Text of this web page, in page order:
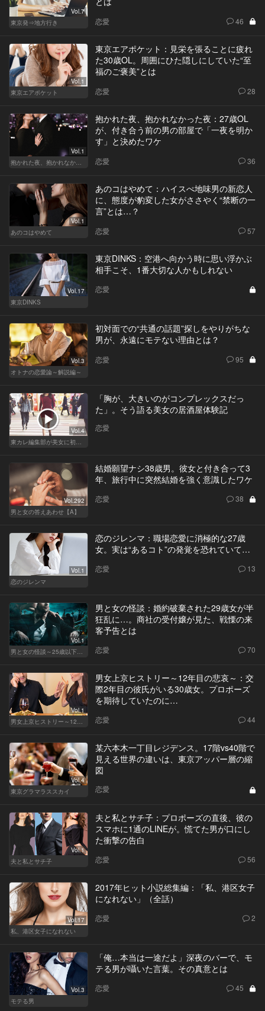
Vol.7
東京発⇒地方行き
恋愛 46
Vol.1
東京エアポケット
東京エアポケット：見栄を張ることに疲れ
た30歳OL。周囲にひた隠しにしていた“至
福のご褒美”とは
恋愛 28
Vol.1
抱かれた夜、抱かれなかった夜
抱かれた夜、抱かれなかった夜：27歳OL
が、付き合う前の男の部屋で「一夜を明か
す」と決めたワケ
恋愛 36
Vol.1
あのコはやめて
あのコはやめて：ハイスぺ地味男の新恋人
に、態度が豹変した女がささやく“禁断の一
言”とは…？
恋愛 57
Vol.17
東京DINKS
東京DINKS：空港へ向かう時に思い浮かぶ
相手こそ、1番大切な人かもしれない
恋愛
Vol.3
オトナの恋愛論～解説編～
初対面での“共通の話題”探しをやりがちな
男が、永遠にモテない理由とは？
恋愛 95
Vol.4
東カレ編集部が美女に初体験させてみた
「胸が、大きいのがコンプレックスだっ
た」。そう語る美女の居酒屋体験記
恋愛
Vol.292
男と女の答えあわせ【A】
結婚願望ナシ38歳男。彼女と付き合って3
年、旅行中に突然結婚を強く意識したワケ
恋愛 38
Vol.1
恋のジレンマ
恋のジレンマ：職場恋愛に消極的な27歳
女。実は“あるコト”の発覚を恐れていて…
恋愛 13
Vol.1
男と女の怪談～25歳以下閲覧禁止～
男と女の怪談：婚約破棄された29歳女が半
狂乱に…。商社の受付嬢が見た、戦慄の来
客予告とは
恋愛 70
Vol.1
男女上京ヒストリー～12年目の悲哀～
男女上京ヒストリー～12年目の悲哀～：交
際2年目の彼氏がいる30歳女。プロポーズ
を期待していたのに…
恋愛 44
Vol.4
東京グラマラススカイ
某六本木一丁目レジデンス。17階vs40階で
見える世界の違いは、東京アッパー層の縮
図
恋愛
Vol.1
夫と私とサチ子
夫と私とサチ子：プロポーズの直後、彼の
スマホに1通のLINEが。慌てた男が口にし
た衝撃の告白
恋愛 56
Vol.17
私、港区女子になれない
2017年ヒット小説総集編：「私、港区女子
になれない」（全話）
恋愛 2
Vol.3
モテる男
「俺…本当は一途だよ」深夜のバーで、モ
テる男が囁いた言葉。その真意とは
恋愛 45